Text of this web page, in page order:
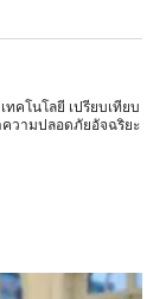
คโนโลยี เปรียบเทียบ
วามปลอดภัยอัจฉริยะ